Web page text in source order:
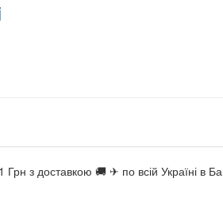
з доставкою 🚚 ✈ по всій Україні в